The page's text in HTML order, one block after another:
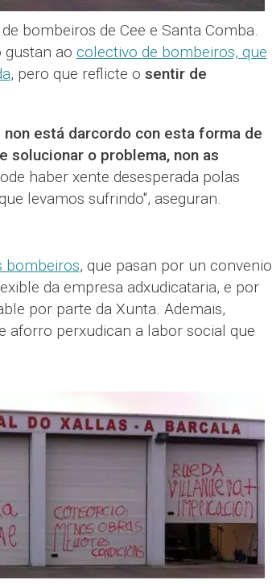
bombeiros de Cee e Santa Comba.
gustan ao colectivo de bombeiros, que
, pero que reflicte o sentir de
non está darcordo con esta forma de
solucionar o problema, non as
haber xente desesperada polas
levamos sufrindo", aseguran.
bombeiros, que pasan por un convenio
da empresa adxudicataria, e por
por parte da Xunta. Ademais,
aforro perxudican a labor social que